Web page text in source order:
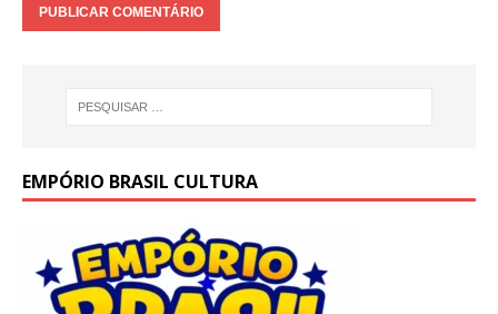
EMPÓRIO BRASIL CULTURA